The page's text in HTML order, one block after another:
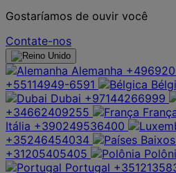
Gostaríamos de ouvir você
Contate-nos
Alemanha
+55114949-6591
Dubai +97144266999
+34662409255
Itália +390249536400
+35246454034
+31205405405
Portugal